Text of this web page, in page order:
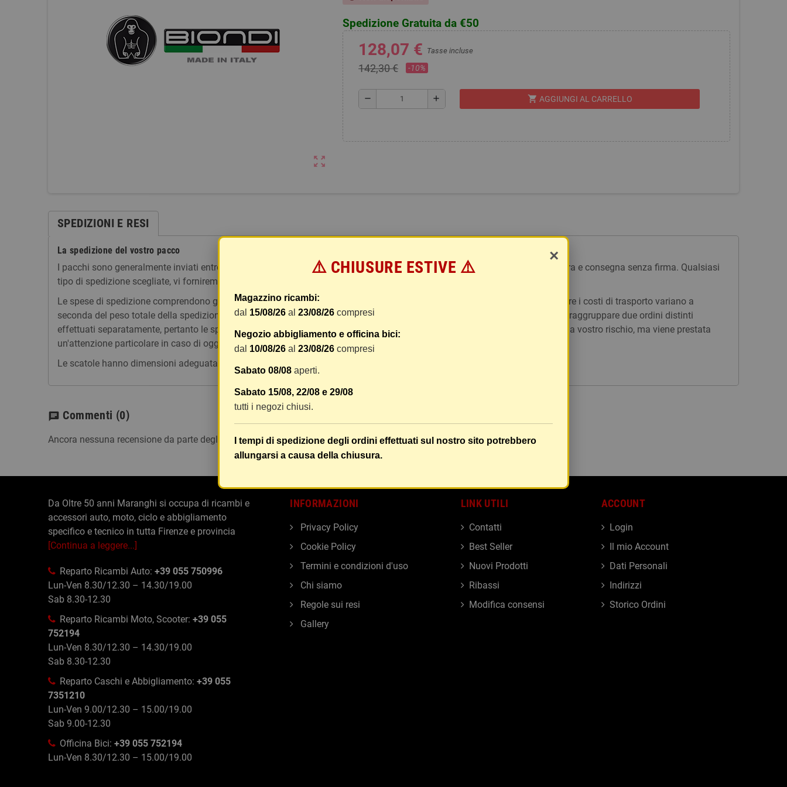
zoom_out_map
Spedizione Gratuita da €50
128,07 € Tasse incluse
142,30 € -10%
remove add shopping_cart AGGIUNGI AL CARRELLO
SPEDIZIONI E RESI
La spedizione del vostro pacco
I pacchi sono generalmente inviati entro 2 giorni dal ricevimento del pagamento e vengono spediti tramite BRT con tracciatura e consegna senza firma. Qualsiasi
tipo di spedizione scegliate, vi forniremo un link per tracciare il vostro pacco online.
Le spese di spedizione comprendono gli oneri di gestione e imballaggio e le spese postali. I costi di gestione sono fissi, mentre i costi di trasporto variano a
seconda del peso totale della spedizione. Vi consigliamo di raggruppare i vostri articoli in un unico ordine. Non ci è possibile raggruppare due ordini distinti
effettuati separatamente, pertanto le spese di spedizione saranno addebitate per ognuno di essi. Il vostro pacco sarà inviato a vostro rischio, ma viene prestata
un'attenzione particolare in caso di oggetti fragili.
Le scatole hanno dimensioni adeguatamente ampie e i vostri articoli son ben protetti.
chat Commenti (0)
Ancora nessuna recensione da parte degli utenti.
×
⚠️ CHIUSURE ESTIVE ⚠️
Magazzino ricambi:
dal 15/08/26 al 23/08/26 compresi
Negozio abbigliamento e officina bici:
dal 10/08/26 al 23/08/26 compresi
Sabato 08/08 aperti.
Sabato 15/08, 22/08 e 29/08
tutti i negozi chiusi.
I tempi di spedizione degli ordini effettuati sul nostro sito potrebbero
allungarsi a causa della chiusura.
Da Oltre 50 anni Maranghi si occupa di ricambi e
accessori auto, moto, ciclo e abbigliamento
specifico e tecnico in tutta Firenze e provincia
[Continua a leggere...]
Reparto Ricambi Auto: +39 055 750996
Lun-Ven 8.30/12.30 – 14.30/19.00
Sab 8.30-12.30
Reparto Ricambi Moto, Scooter: +39 055
752194
Lun-Ven 8.30/12.30 – 14.30/19.00
Sab 8.30-12.30
Reparto Caschi e Abbigliamento: +39 055
7351210
Lun-Ven 9.00/12.30 – 15.00/19.00
Sab 9.00-12.30
Officina Bici: +39 055 752194
Lun-Ven 8.30/12.30 – 15.00/19.00
LINK UTILI
Contatti
Best Seller
Nuovi Prodotti
Ribassi
Modifica consensi
ACCOUNT
Login
Il mio Account
Dati Personali
Indirizzi
Storico Ordini
INFORMAZIONI
Privacy Policy
Cookie Policy
Termini e condizioni d'uso
Chi siamo
Regole sui resi
Gallery